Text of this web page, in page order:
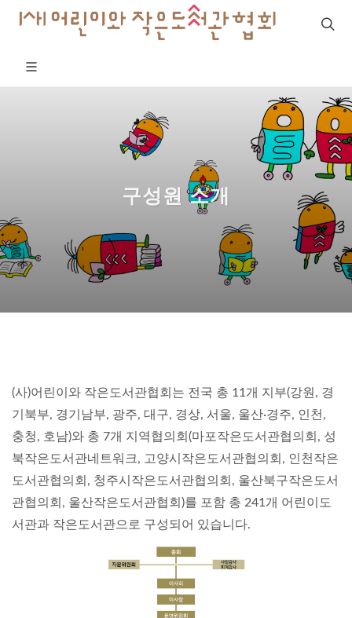
구성원 소개
(사)어린이와 작은도서관협회는 전국 총 11개 지부(강원, 경
기북부, 경기남부, 광주, 대구, 경상, 서울, 울산·경주, 인천,
충청, 호남)와 총 7개 지역협의회(마포작은도서관협의회, 성
북작은도서관네트워크, 고양시작은도서관협의회, 인천작은
도서관협의회, 청주시작은도서관협의회, 울산북구작은도서
관협의회, 울산작은도서관협회)를 포함 총 241개 어린이도
서관과 작은도서관으로 구성되어 있습니다.